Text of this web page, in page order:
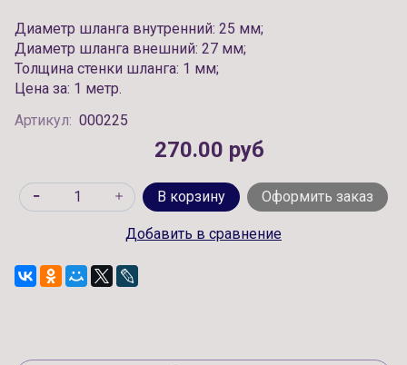
Диаметр шланга внутренний: 25 мм;
Диаметр шланга внешний: 27 мм;
Толщина стенки шланга: 1 мм;
Цена за: 1 метр.
Артикул: 000225
270.00 руб
В корзину Оформить заказ
Добавить в сравнение